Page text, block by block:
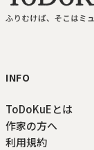
INFO
ToDoKuEとは
作家の方へ
利用規約